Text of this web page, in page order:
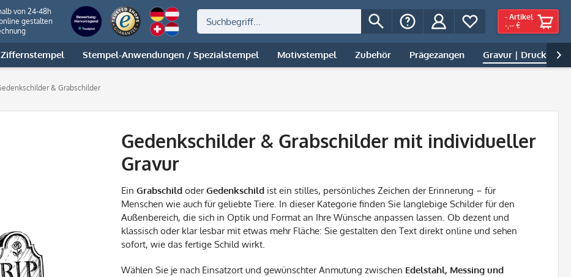
von 24-48h
gestalten
- Artikel
-,-- €
Stempel-Anwendungen / Spezialstempel Motivstempel Zubehör Prägezangen Gravur | Druck 
& Grabschilder
Gedenkschilder & Grabschilder mit individueller
Gravur
Ein Grabschild oderGedenkschild ist ein stilles, persönliches Zeichen der Erinnerung – für
Menschen wie auch für geliebte Tiere. In dieser Kategorie finden Sie langlebige Schilder für den
Außenbereich, die sich in Optik und Format an Ihre Wünsche anpassen lassen. Ob dezent und
klassisch oder klar lesbar mit etwas mehr Fläche: Sie gestalten den Text direkt online und sehen
sofort, wie das fertige Schild wirkt.
Wählen Sie je nach Einsatzort und gewünschter Anmutung zwischen Edelstahl, Messing und